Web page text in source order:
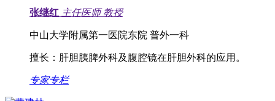
张继红 主任医师 教授
中山大学附属第一医院东院 普外一科
擅长： 肝胆胰脾外科及腹腔镜在肝胆外科的应用。
专家专栏